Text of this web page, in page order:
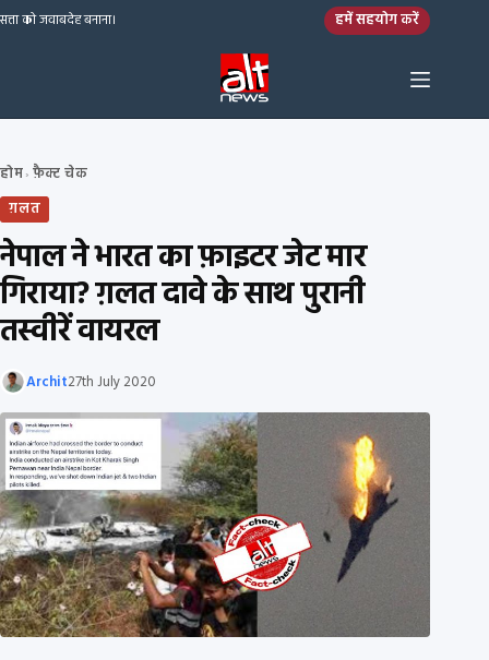
Skip to content
सत्ता को जवाबदेह बनाना। हमें सहयोग करें
होम› फ़ैक्ट चेक
ग़लत
नेपाल ने भारत का फ़ाइटर जेट मार
गिराया? ग़लत दावे के साथ पुरानी
तस्वीरें वायरल
Archit27th July 2020